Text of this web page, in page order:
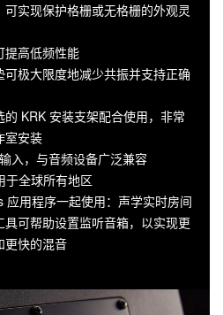
实现保护格栅或无格栅的外观灵
提高低频性能
可极大限度地减少共振并支持正确
KRK 安装支架配合使用，非常
室安装
入，与音频设备广泛兼容
于全球所有地区
应用程序一起使用：声学实时房间
可帮助设置监听音箱，以实现更
更快的混音